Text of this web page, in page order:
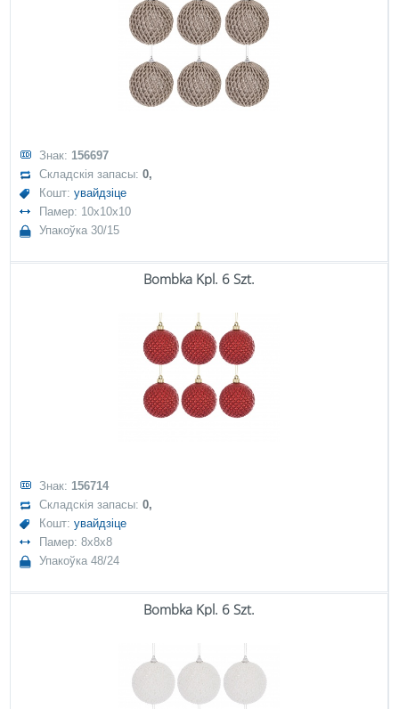
Знак: 156697
Складскія запасы:0,
Кошт:увайдзіце
Памер: 10x10x10
Упакоўка 30/15
Bombka Kpl. 6 Szt.
Знак: 156714
Складскія запасы:0,
Кошт:увайдзіце
Памер: 8x8x8
Упакоўка 48/24
Bombka Kpl. 6 Szt.